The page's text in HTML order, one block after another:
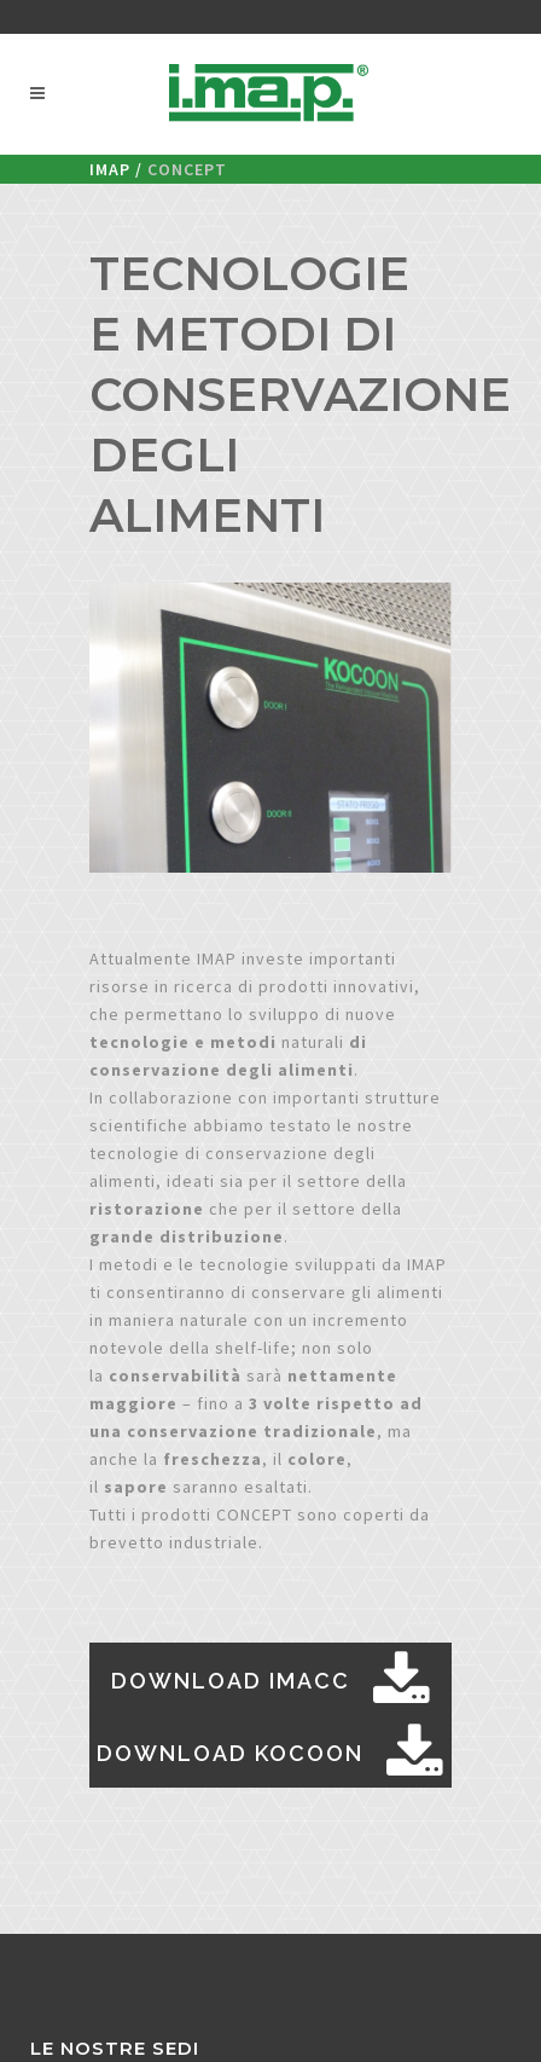
IMAP / CONCEPT
TECNOLOGIE
E METODI DI
CONSERVAZIONE
DEGLI
ALIMENTI
Attualmente IMAP investe importanti
risorse in ricerca di prodotti innovativi,
che permettano lo sviluppo di nuove
tecnologie e metodi naturali di
conservazione degli alimenti.
In collaborazione con importanti strutture
scientifiche abbiamo testato le nostre
tecnologie di conservazione degli
alimenti, ideati sia per il settore della
ristorazione che per il settore della
grande distribuzione.
I metodi e le tecnologie sviluppati da IMAP
ti consentiranno di conservare gli alimenti
in maniera naturale con un incremento
notevole della shelf-life; non solo
la conservabilità sarà nettamente
maggiore – fino a 3 volte rispetto ad
una conservazione tradizionale, ma
anche la freschezza, il colore,
il sapore saranno esaltati.
Tutti i prodotti CONCEPT sono coperti da
brevetto industriale.
DOWNLOAD IMACC
DOWNLOAD KOCOON
LE NOSTRE SEDI